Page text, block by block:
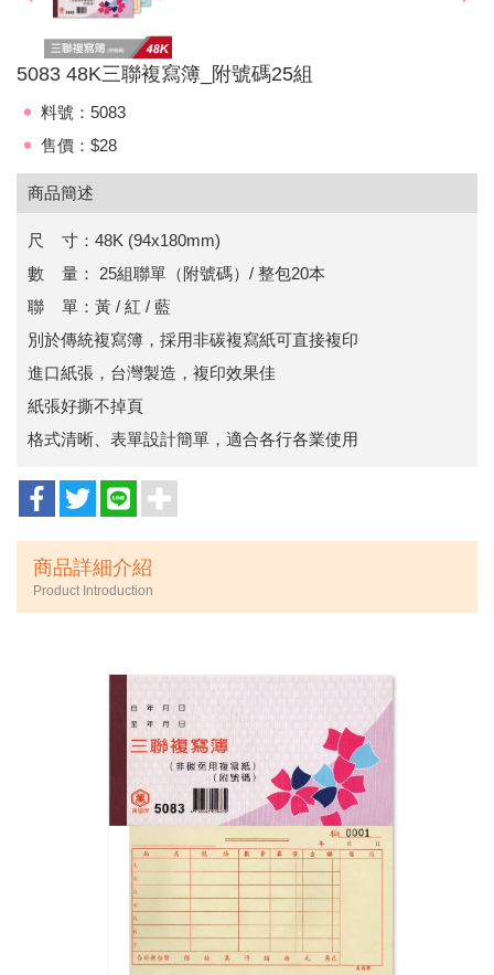
5083 48K三聯複寫簿_附號碼25組
料號：5083
售價：$28
商品簡述
尺 寸：48K (94x180mm)
數 量： 25組聯單（附號碼）/ 整包20本
聯 單：黃 / 紅 / 藍
別於傳統複寫簿，採用非碳複寫紙可直接複印
進口紙張，台灣製造，複印效果佳
紙張好撕不掉頁
格式清晰、表單設計簡單，適合各行各業使用
商品詳細介紹
Product Introduction